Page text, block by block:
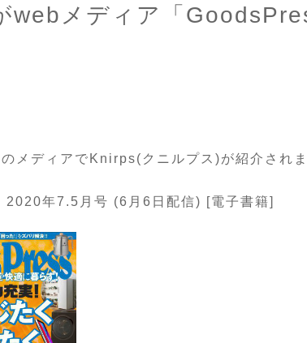
webメディア「
メディアでKnirps(クニルプス)が紹介されま
年7.5月号 (6月6日配信) [電子書籍]